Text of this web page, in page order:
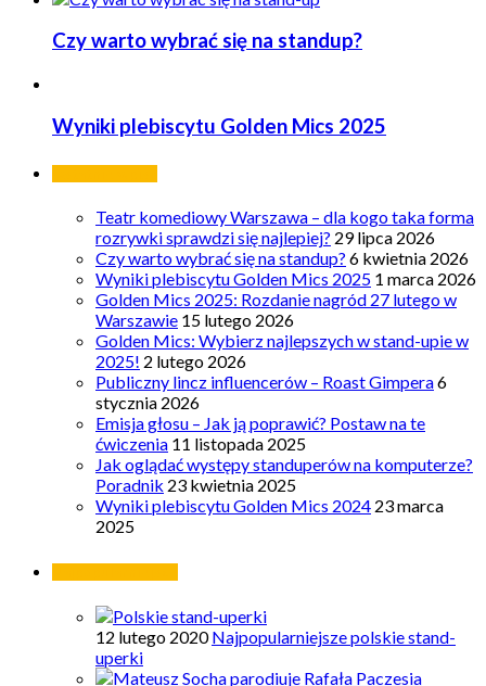
Czy warto wybrać się na standup?
Wyniki plebiscytu Golden Mics 2025
Teatr komediowy Warszawa – dla kogo taka forma
rozrywki sprawdzi się najlepiej? 29 lipca 2026
Czy warto wybrać się na standup? 6 kwietnia 2026
Wyniki plebiscytu Golden Mics 2025 1 marca 2026
Golden Mics 2025: Rozdanie nagród 27 lutego w
Warszawie 15 lutego 2026
Golden Mics: Wybierz najlepszych w stand-upie w
2025! 2 lutego 2026
Publiczny lincz influencerów – Roast Gimpera6
stycznia 2026
Emisja głosu – Jak ją poprawić? Postaw na te
ćwiczenia 11 listopada 2025
Jak oglądać występy standuperów na komputerze?
Poradnik 23 kwietnia 2025
Wyniki plebiscytu Golden Mics 2024 23 marca
2025
12 lutego 2020 Najpopularniejsze polskie stand-
uperki